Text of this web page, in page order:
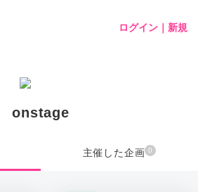
ログイン｜新規
onstage
主催した企画 0